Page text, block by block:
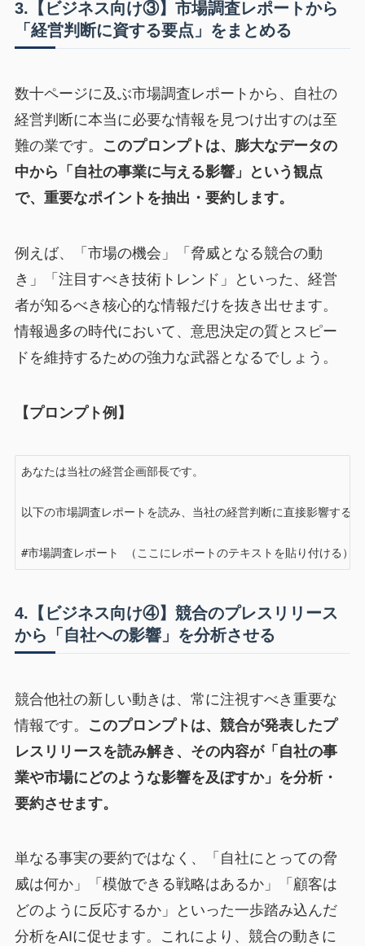
3.【ビジネス向け③】市場調査レポートから
「経営判断に資する要点」をまとめる
数十ページに及ぶ市場調査レポートから、自社の
経営判断に本当に必要な情報を見つけ出すのは至
難の業です。
このプロンプトは、膨大なデータの
中から「自社の事業に与える影響」という観点
で、重要なポイントを抽出・要約します。
例えば、「市場の機会」「脅威となる競合の動
き」「注目すべき技術トレンド」といった、経営
者が知るべき核心的な情報だけを抜き出せます。
情報過多の時代において、意思決定の質とスピー
ドを維持するための強力な武器となるでしょう。
【プロンプト例】
あなたは当社の経営企画部長です。
以下の市場調査レポートを読み、当社の経営判断に直接影響する
#市場調査レポート （ここにレポートのテキストを貼り付ける）
4.【ビジネス向け④】競合のプレスリリース
から「自社への影響」を分析させる
競合他社の新しい動きは、常に注視すべき重要な
情報です。
このプロンプトは、競合が発表したプ
レスリリースを読み解き、その内容が「自社の事
業や市場にどのような影響を及ぼすか」を分析・
要約させます。
単なる事実の要約ではなく、「自社にとっての脅
威は何か」「模倣できる戦略はあるか」「顧客は
どのように反応するか」といった一歩踏み込んだ
分析をAIに促せます。これにより、競合の動きに